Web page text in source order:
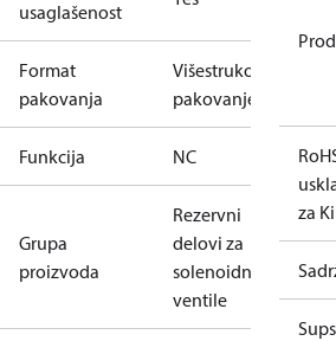
usaglašenost
Format
pakovanja
Višestruko
pakovanje
Funkcija NC
Grupa
proizvoda
Rezervni
delovi za
solenoidne
ventile
za